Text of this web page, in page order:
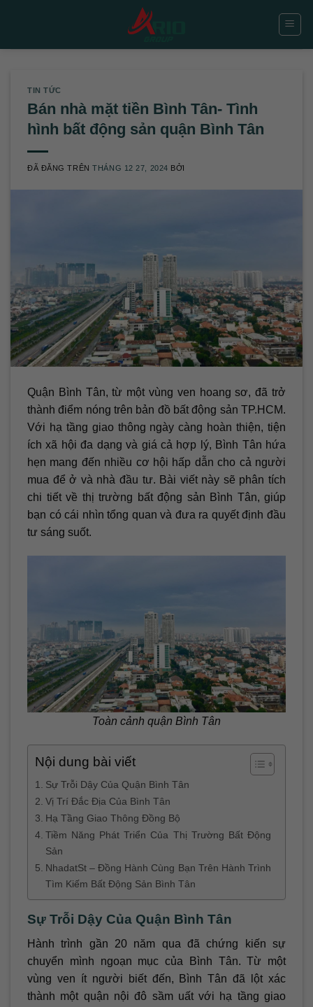
TIN TỨC
Bán nhà mặt tiền Bình Tân- Tình
hình bất động sản quận Bình Tân
ĐÃ ĐĂNG TRÊNTHÁNG 12 27, 2024 BỞI
Quận Bình Tân, từ một vùng ven hoang sơ, đã trở
thành điểm nóng trên bản đồ bất động sản TP.HCM.
Với hạ tầng giao thông ngày càng hoàn thiện, tiện
ích xã hội đa dạng và giá cả hợp lý, Bình Tân hứa
hẹn mang đến nhiều cơ hội hấp dẫn cho cả người
mua để ở và nhà đầu tư. Bài viết này sẽ phân tích
chi tiết về thị trường bất động sản Bình Tân, giúp
bạn có cái nhìn tổng quan và đưa ra quyết định đầu
tư sáng suốt.
Toàn cảnh quận Bình Tân
Nội dung bài viết
Sự Trỗi Dậy Của Quận Bình Tân
Vị Trí Đắc Địa Của Bình Tân
Hạ Tầng Giao Thông Đồng Bộ
Tiềm Năng Phát Triển Của Thị Trường Bất Động
Sản
NhadatSt – Đồng Hành Cùng Bạn Trên Hành Trình
Tìm Kiếm Bất Động Sản Bình Tân
Sự Trỗi Dậy Của Quận Bình Tân
Hành trình gần 20 năm qua đã chứng kiến sự
chuyển mình ngoạn mục của Bình Tân. Từ một
vùng ven ít người biết đến, Bình Tân đã lột xác
thành một quận nội đô sầm uất với hạ tầng giao